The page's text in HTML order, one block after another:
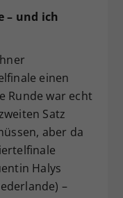
– und ich
einen
Runde war echt
Satz
aber da
Halys
–